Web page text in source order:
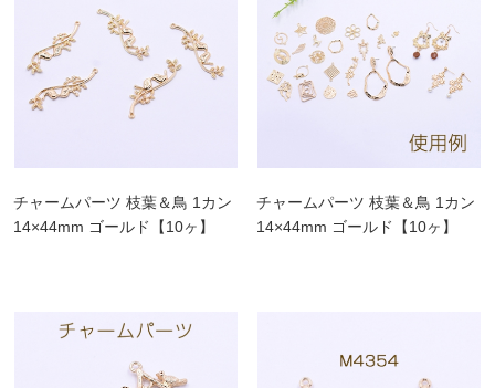
チャームパーツ 枝葉＆鳥 1カン
14×44mm ゴールド【10ヶ】
チャームパーツ 枝葉＆鳥 1カン
14×44mm ゴールド【10ヶ】